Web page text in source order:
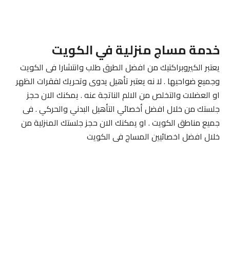
خدمة مساج منزلية في الكويت
يعتبر الكيروبراكتيك من افضل الطرق طلب وانتشارا فى الكويت
وجميع ضواحيها . لا نه يعتبر تأهيل يدوى وتحريك لفقرات الظهر
او العضلات والتخلص من الالم الناتجة عنه . يمكنك الان حجز
جلستك من خلال افضل أخصائي التأهيل البدني والحركي . فى
جميع مناطق الكويت . او يمكنك الان حجز جلستك المنزلية من
خلال افضل اخصائيين المساج فى الكويت